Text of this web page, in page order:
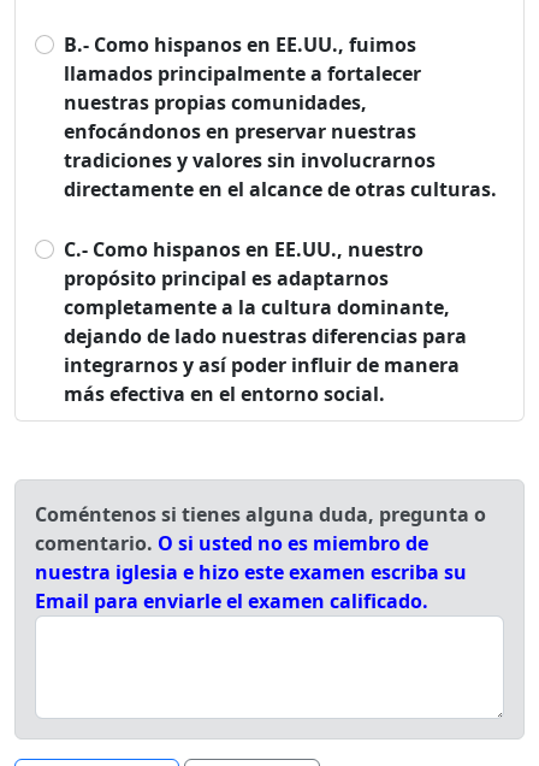
B.- Como hispanos en EE.UU., fuimos
llamados principalmente a fortalecer
nuestras propias comunidades,
enfocándonos en preservar nuestras
tradiciones y valores sin involucrarnos
directamente en el alcance de otras culturas.
C.- Como hispanos en EE.UU., nuestro
propósito principal es adaptarnos
completamente a la cultura dominante,
dejando de lado nuestras diferencias para
integrarnos y así poder influir de manera
más efectiva en el entorno social.
Coméntenos si tienes alguna duda, pregunta o
comentario. O si usted no es miembro de
nuestra iglesia e hizo este examen escriba su
Email para enviarle el examen calificado.